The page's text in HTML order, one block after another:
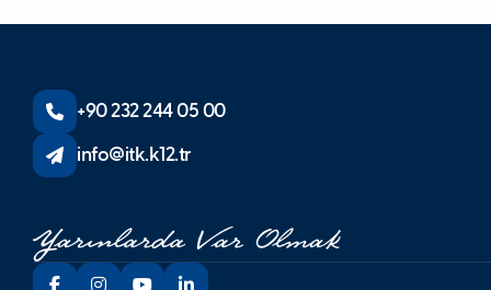
+90 232 244 05 00
info@itk.k12.tr